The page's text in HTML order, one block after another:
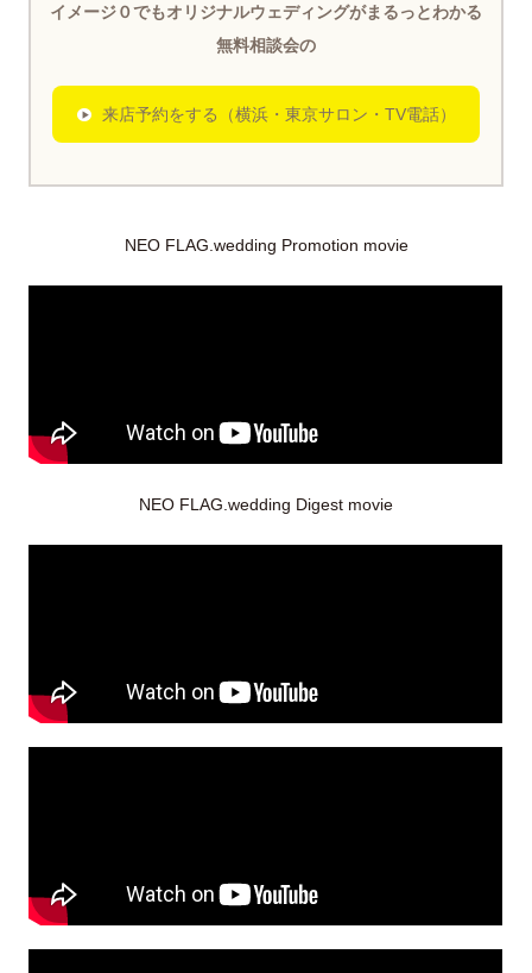
イメージ０でもオリジナルウェディングがまるっとわかる
無料相談会の
来店予約をする（横浜・東京サロン・TV電話）
NEO FLAG.wedding Promotion movie
NEO FLAG.wedding Digest movie